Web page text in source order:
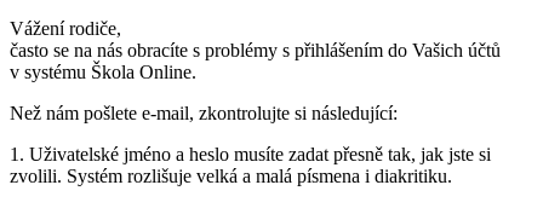
Vážení rodiče,
často se na nás obracíte s problémy s přihlášením do Vašich účtů
v systému Škola Online.
Než nám pošlete e-mail, zkontrolujte si následující:
1. Uživatelské jméno a heslo musíte zadat přesně tak, jak jste si
zvolili. Systém rozlišuje velká a malá písmena i diakritiku.